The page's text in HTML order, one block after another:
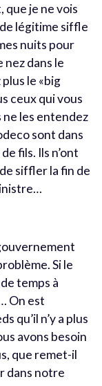
que je ne vois
légitime siffle
nuits pour
nez dans le
le «big
ceux qui vous
les entendez
sont dans
fils. Ils n’ont
siffler la fin de
Si le
temps à
On est
qu’il n’y a plus
avons besoin
que remet-il
dans notre